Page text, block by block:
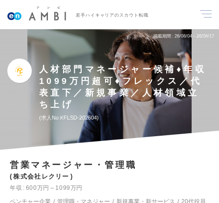
若手ハイキャリアのスカウト転職
掲載期間 26/08/04～26/08/17
人材部門マネージャー候補♦年収
1099万円超可♦フレックス／代
表直下／新規事業／人材領域立
ち上げ
求人No.KFLSD-202604
営業マネージャー・管理職
株式会社レクリー
年収
600万円～1099万円
ベンチャー企業
管理職・マネジャー 新規事業・新サービス
20代役員